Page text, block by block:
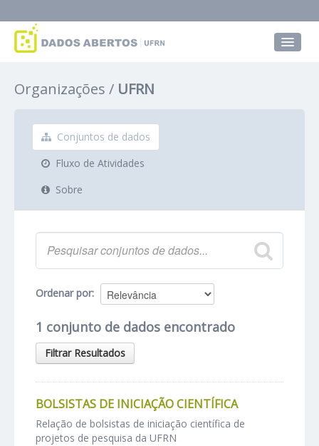
Grupos
Sobre
Organizações UFRN
Conjuntos de dados
Fluxo de Atividades
Sobre
Ordenar por
1 conjunto de dados encontrado
Filtrar Resultados
BOLSISTAS DE INICIAÇÃO CIENTÍFICA
Relação de bolsistas de iniciação científica de
projetos de pesquisa da UFRN